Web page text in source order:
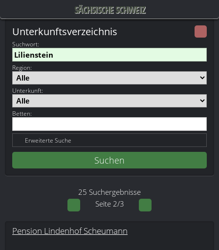
SÄCHSISCHE SCHWEIZ
Unterkunftsverzeichnis
Suchwort:
Region:
Unterkunft:
Betten:
Erweiterte Suche
25 Suchergebnisse
Seite 2/3
Pension Lindenhof Scheumann